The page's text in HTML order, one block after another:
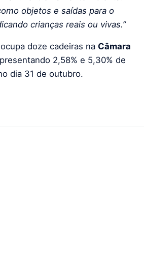
objetos e saídas para o
crianças reais ou vivas.”
ocupa doze cadeiras na Câmara
2,58% e 5,30% de
dia 31 de outubro.